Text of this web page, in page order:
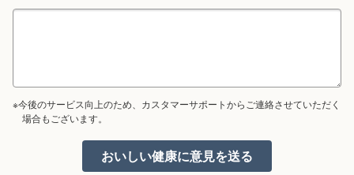
※今後のサービス向上のため、カスタマーサポートからご連絡させていただく
場合もございます。